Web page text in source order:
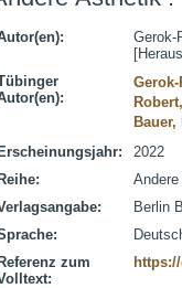
Gerok-
Erscheinungsjahr:
2022
Reihe:
Berlin
Referenz zum